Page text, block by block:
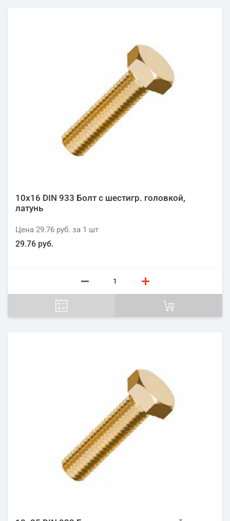
10х16 DIN 933 Болт с шестигр. головкой,
латунь
Цена 29.76 руб. за 1 шт
29.76 руб.